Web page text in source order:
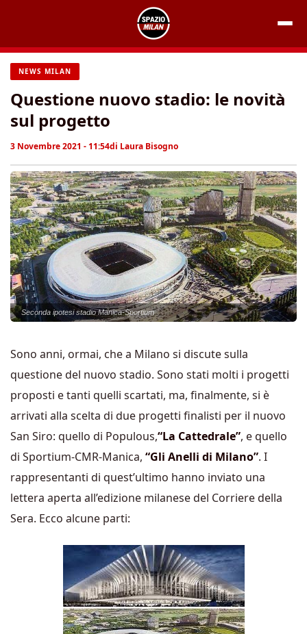
contenuto
NEWS MILAN
Questione nuovo stadio: le novità
sul progetto
3 Novembre 2021 - 11:54di Laura Bisogno
Seconda ipotesi stadio Manica-Sportium
Sono anni, ormai, che a Milano si discute sulla
questione del nuovo stadio. Sono stati molti i progetti
proposti e tanti quelli scartati, ma, finalmente, si è
arrivati alla scelta di due progetti finalisti per il nuovo
San Siro: quello di Populous,“La Cattedrale”, e quello
di Sportium-CMR-Manica, “Gli Anelli di Milano”. I
rappresentanti di quest’ultimo hanno inviato una
lettera aperta all’edizione milanese del Corriere della
Sera. Ecco alcune parti: